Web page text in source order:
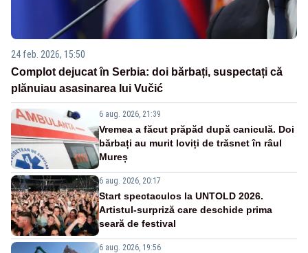
24 feb. 2026, 15:50
Complot dejucat în Serbia: doi bărbați, suspectați că
plănuiau asasinarea lui Vučić
6 aug. 2026, 21:39
Vremea a făcut prăpăd după caniculă. Doi
bărbați au murit loviți de trăsnet în râul
Mureș
6 aug. 2026, 20:17
Start spectaculos la UNTOLD 2026.
Artistul-surpriză care deschide prima
seară de festival
6 aug. 2026, 19:56